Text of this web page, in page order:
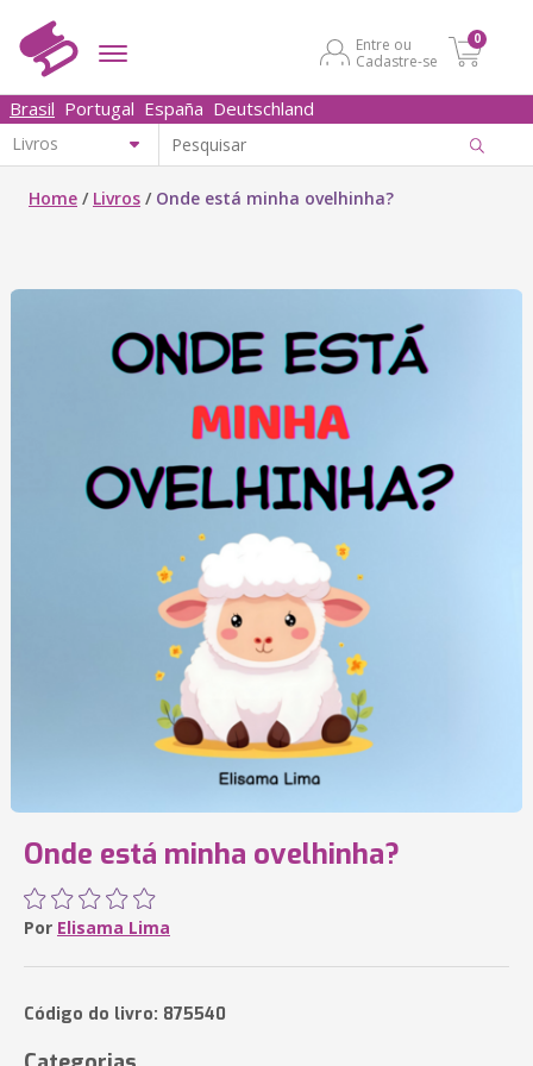
Entre ou
Cadastre-se
0
Brasil Portugal España Deutschland
Home / Livros / Onde está minha ovelhinha?
Onde está minha ovelhinha?
Por Elisama Lima
Código do livro: 875540